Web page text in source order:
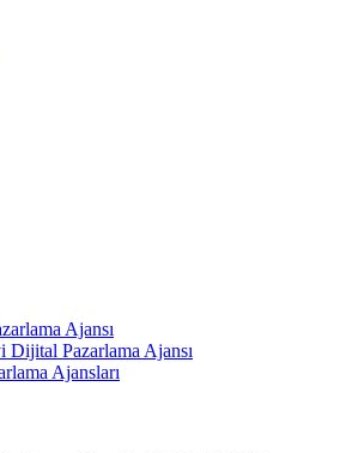
Ajansı
Pazarlama Ajansı
Ajansları